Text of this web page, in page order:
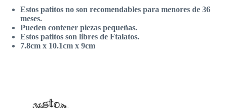
Estos patitos no son recomendables para menores de 36
meses.
Pueden contener piezas pequeñas.
Estos patitos son libres de Ftalatos.
7.8cm x 10.1cm x 9cm